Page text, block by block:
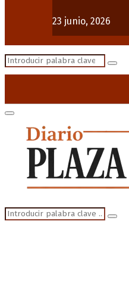
23 junio, 2026
Search
Primary
Menu
Search
for: